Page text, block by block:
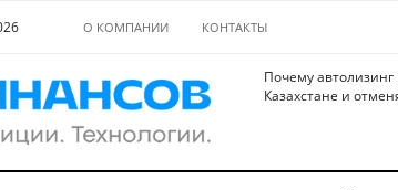
О КОМПАНИИ КОНТАКТЫ
Почему автолизинг
Казахстане и